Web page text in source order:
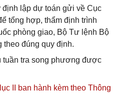
định lập dự toán gửi về Cục
tổng hợp, thẩm định trình
phòng giao, Bộ Tư lệnh Bộ
theo đúng quy định.
tuần tra song phương được
II ban hành kèm theo Thông